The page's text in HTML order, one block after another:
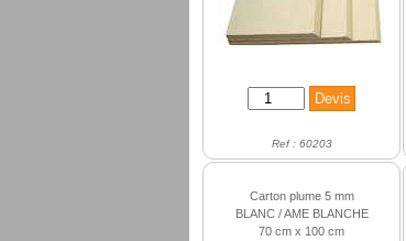
Ref : 60203
Carton plume 5 mm
BLANC / AME BLANCHE
70 cm x 100 cm